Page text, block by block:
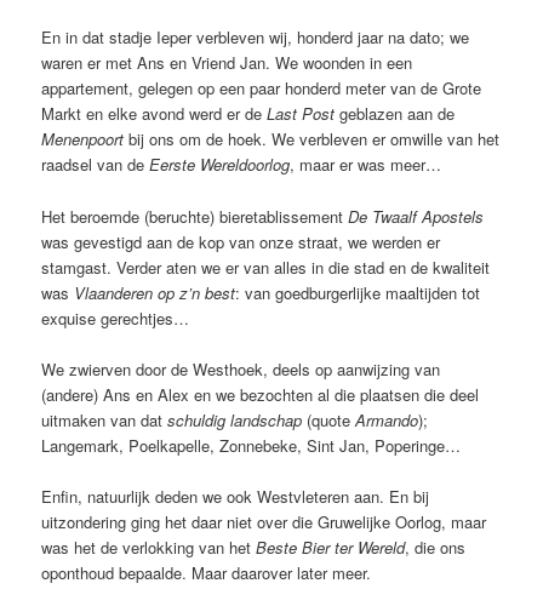
En in dat stadje Ieper verbleven wij, honderd jaar na dato; we
waren er met Ans en Vriend Jan. We woonden in een
appartement, gelegen op een paar honderd meter van de Grote
Markt en elke avond werd er deLast Post geblazen aan de
Menenpoort bij ons om de hoek. We verbleven er omwille van het
raadsel van deEerste Wereldoorlog, maar er was meer…
Het beroemde (beruchte) bieretablissement De Twaalf Apostels
was gevestigd aan de kop van onze straat, we werden er
stamgast. Verder aten we er van alles in die stad en de kwaliteit
was Vlaanderen op z’n best: van goedburgerlijke maaltijden tot
exquise gerechtjes…
We zwierven door de Westhoek, deels op aanwijzing van
(andere) Ans en Alex en we bezochten al die plaatsen die deel
uitmaken van datschuldig landschap (quoteArmando);
Langemark, Poelkapelle, Zonnebeke, Sint Jan, Poperinge…
Enfin, natuurlijk deden we ook Westvleteren aan. En bij
uitzondering ging het daar niet over die Gruwelijke Oorlog, maar
was het de verlokking van hetBeste Bier ter Wereld, die ons
oponthoud bepaalde. Maar daarover later meer.